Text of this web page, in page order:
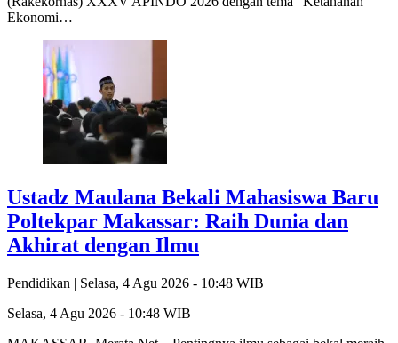
Ekonomi…
Ustadz Maulana Bekali Mahasiswa Baru
Poltekpar Makassar: Raih Dunia dan
Akhirat dengan Ilmu
Pendidikan | Selasa, 4 Agu 2026 - 10:48 WIB
Selasa, 4 Agu 2026 - 10:48 WIB